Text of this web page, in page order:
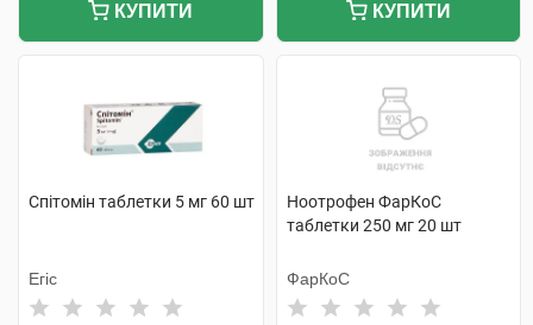
КУПИТИ КУПИТИ
Спітомін таблетки 5 мг 60 шт
Егіс
Ноотрофен ФарКоС
таблетки 250 мг 20 шт
ФарКоС